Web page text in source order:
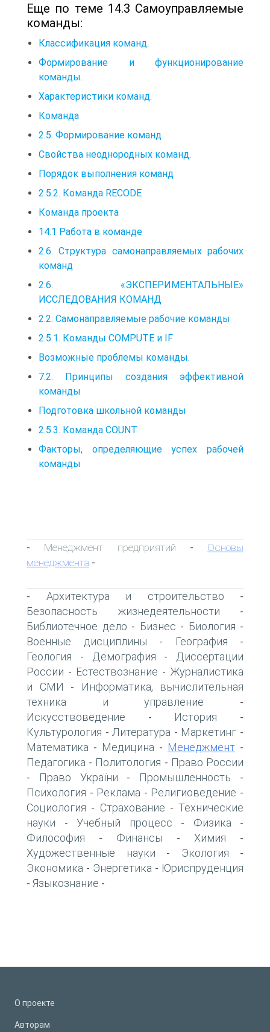
Еще по теме 14.3 Самоуправляемые
команды:
Классификация команд.
Формирование и функционирование
команды.
Характеристики команд.
Команда
2.5. Формирование команд
Свойства неоднородных команд.
Порядок выполнения команд
2.5.2. Команда RECODE
Команда проекта
14.1 Работа в команде
2.6. Структура самонаправляемых рабочих
команд
2.6. «ЭКСПЕРИМЕНТАЛЬНЫЕ»
ИССЛЕДОВАНИЯ КОМАНД
2.2. Самонаправляемые рабочие команды
2.5.1. Команды COMPUTE и IF
Возможные проблемы команды.
7.2. Принципы создания эффективной
команды
Подготовка школьной команды
2.5.3. Команда COUNT
Факторы, определяющие успех рабочей
команды
- Менеджмент предприятий - Основы
менеджмента -
- Архитектура и строительство -
Безопасность жизнедеятельности -
Библиотечное дело - Бизнес - Биология -
Военные дисциплины - География -
Геология - Демография -
Диссертации
России - Естествознание - Журналистика
и СМИ -
Информатика, вычислительная
техника и управление -
Искусствоведение - История -
Культурология - Литература - Маркетинг -
Математика - Медицина - Менеджмент -
Педагогика - Политология - Право России
- Право України - Промышленность -
Психология - Реклама - Религиоведение -
Социология - Страхование - Технические
науки - Учебный процесс - Физика -
Философия - Финансы - Химия -
Художественные науки - Экология -
Экономика - Энергетика - Юриспруденция
- Языкознание -
О проекте
Авторам